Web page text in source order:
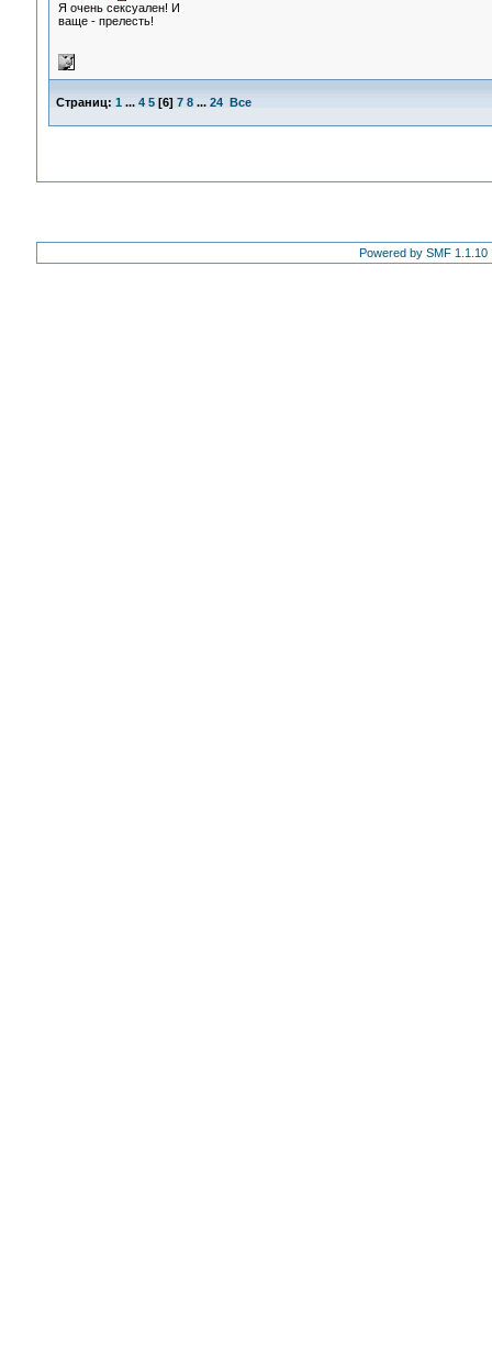
Я очень сексуален! И
ваще - прелесть!
Страниц: 1 ... 4 5[6] 7 8 ... 24 Все
Powered by SMF 1.1.10